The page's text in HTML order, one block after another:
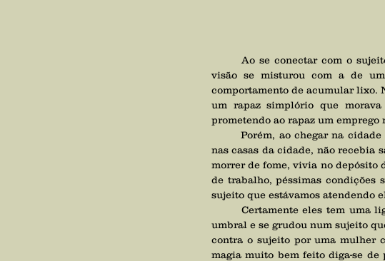
visão se misturou com a de
comportamento de acumular lixo.
um rapaz simplório que
prometendo ao rapaz um
	Porém, ao chegar na cidade grande o trabalho que ele tinha para o rapaz era de juntar fezes e lixo
nas casas da cidade, não recebia
morrer de fome, vivia no depósito
de trabalho, péssimas condições
sujeito que estávamos atendendo
umbral e se grudou num sujeito
contra o sujeito por uma mulher
magia muito bem feito diga-se